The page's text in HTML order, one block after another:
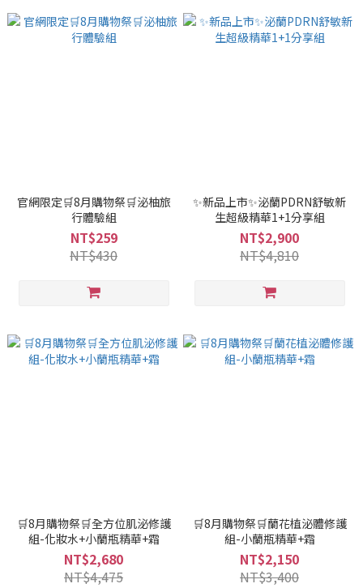
官網限定🛒8月購物祭🛒泌柚旅
行體驗組
NT$259
NT$430
✨新品上市✨泌蘭PDRN舒敏新
生超級精華1+1分享組
NT$2,900
NT$4,810
🛒8月購物祭🛒全方位肌泌修護
組-化妝水+小蘭瓶精華+霜
NT$2,680
NT$4,475
🛒8月購物祭🛒蘭花植泌體修護
組-小蘭瓶精華+霜
NT$2,150
NT$3,400